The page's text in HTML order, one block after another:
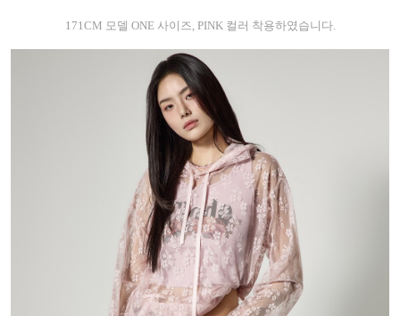
171CM 모델 ONE 사이즈, PINK 컬러 착용하였습니다.